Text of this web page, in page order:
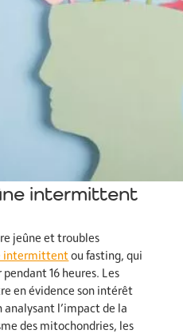
intermittent
jeûne et troubles
intermittentou fasting, qui
16 heures. Les
en évidence son intérêt
analysant l’impact de la
des mitochondries, les